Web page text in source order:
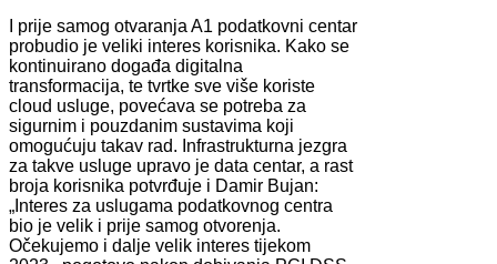
I prije samog otvaranja A1 podatkovni centar
probudio je veliki interes korisnika. Kako se
kontinuirano događa digitalna
transformacija, te tvrtke sve više koriste
cloud usluge, povećava se potreba za
sigurnim i pouzdanim sustavima koji
omogućuju takav rad. Infrastrukturna jezgra
za takve usluge upravo je data centar, a rast
broja korisnika potvrđuje i Damir Bujan:
„Interes za uslugama podatkovnog centra
bio je velik i prije samog otvorenja.
Očekujemo i dalje velik interes tijekom